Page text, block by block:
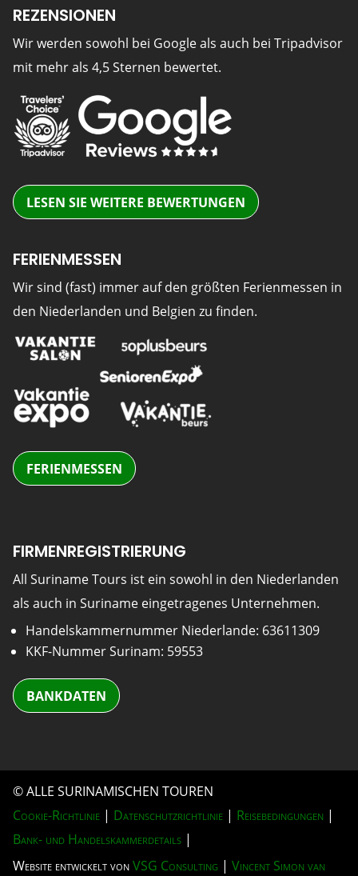
REZENSIONEN
Wir werden sowohl bei Google als auch bei Tripadvisor
mit mehr als 4,5 Sternen bewertet.
LESEN SIE WEITERE BEWERTUNGEN
FERIENMESSEN
Wir sind (fast) immer auf den größten Ferienmessen in
den Niederlanden und Belgien zu finden.
FERIENMESSEN
FIRMENREGISTRIERUNG
All Suriname Tours ist ein sowohl in den Niederlanden
als auch in Suriname eingetragenes Unternehmen.
Handelskammernummer Niederlande: 63611309
KKF-Nummer Surinam: 59553
BANKDATEN
© ALLE SURINAMISCHEN TOUREN
Cookie-Richtlinie| Datenschutzrichtlinie| Reisebedingungen|
Bank- und Handelskammerdetails|
Website entwickelt vonVSG Consulting| Vincent Simon van